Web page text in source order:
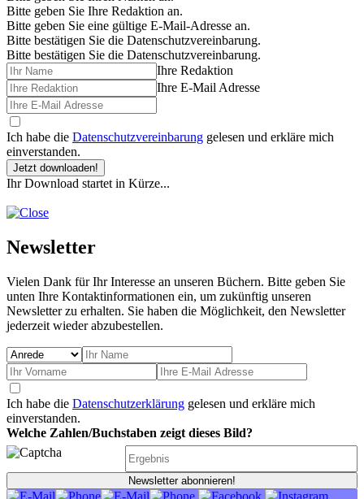
Bitte geben Sie Ihre Redaktion an.
Bitte geben Sie eine gültige E-Mail-Adresse an.
Bitte bestätigen Sie die Datenschutzvereinbarung.
Bitte bestätigen Sie die Datenschutzvereinbarung.
Ihre Redaktion
Ihre E-Mail Adresse
Ich habe die Datenschutzvereinbarung gelesen und erkläre mich
einverstanden.
Jetzt downloaden!
Ihr Download startet in Kürze...
Newsletter
Vielen Dank für Ihr Interesse an unseren Büchern. Bitte geben Sie
unten Ihre Kontaktinformationen ein, um zukünftig unseren
Newsletter zu erhalten. Sie haben die Möglichkeit, den Newsletter
jederzeit wieder abzubestellen.
Ich habe die Datenschutzerklärung gelesen und erkläre mich
einverstanden.
Welche Zahlen/Buchstaben zeigt dieses Bild?
Newsletter abonnieren!